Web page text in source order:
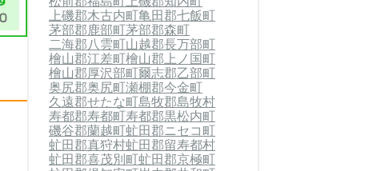
上磯郡木古内町亀田郡七飯町
茅部郡鹿部町茅部郡森町
二海郡八雲町山越郡長万部町
檜山郡江差町檜山郡上ノ国町
檜山郡厚沢部町爾志郡乙部町
奥尻郡奥尻町瀬棚郡今金町
久遠郡せたな町島牧郡島牧村
寿都郡寿都町寿都郡黒松内町
磯谷郡蘭越町虻田郡ニセコ町
虻田郡真狩村虻田郡留寿都村
虻田郡喜茂別町虻田郡京極町